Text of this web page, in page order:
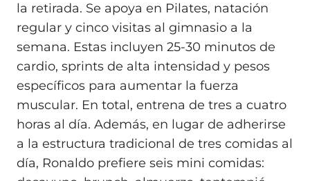
la retirada. Se apoya en Pilates, natación
regular y cinco visitas al gimnasio a la
semana. Estas incluyen 25-30 minutos de
cardio, sprints de alta intensidad y pesos
específicos para aumentar la fuerza
muscular. En total, entrena de tres a cuatro
horas al día. Además, en lugar de adherirse
a la estructura tradicional de tres comidas al
día, Ronaldo prefiere seis mini comidas: